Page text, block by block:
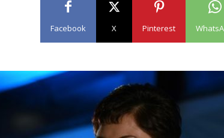
Facebook X Pinterest